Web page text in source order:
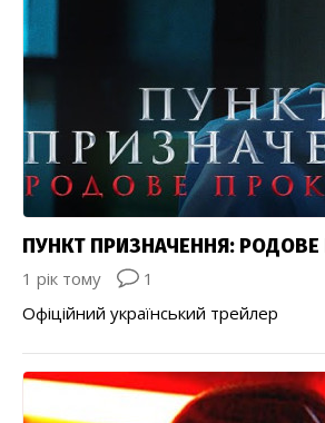
ПУНКТ ПРИЗНАЧЕННЯ: РОДОВЕ
1 рік тому
1
Офіційний український трейлер